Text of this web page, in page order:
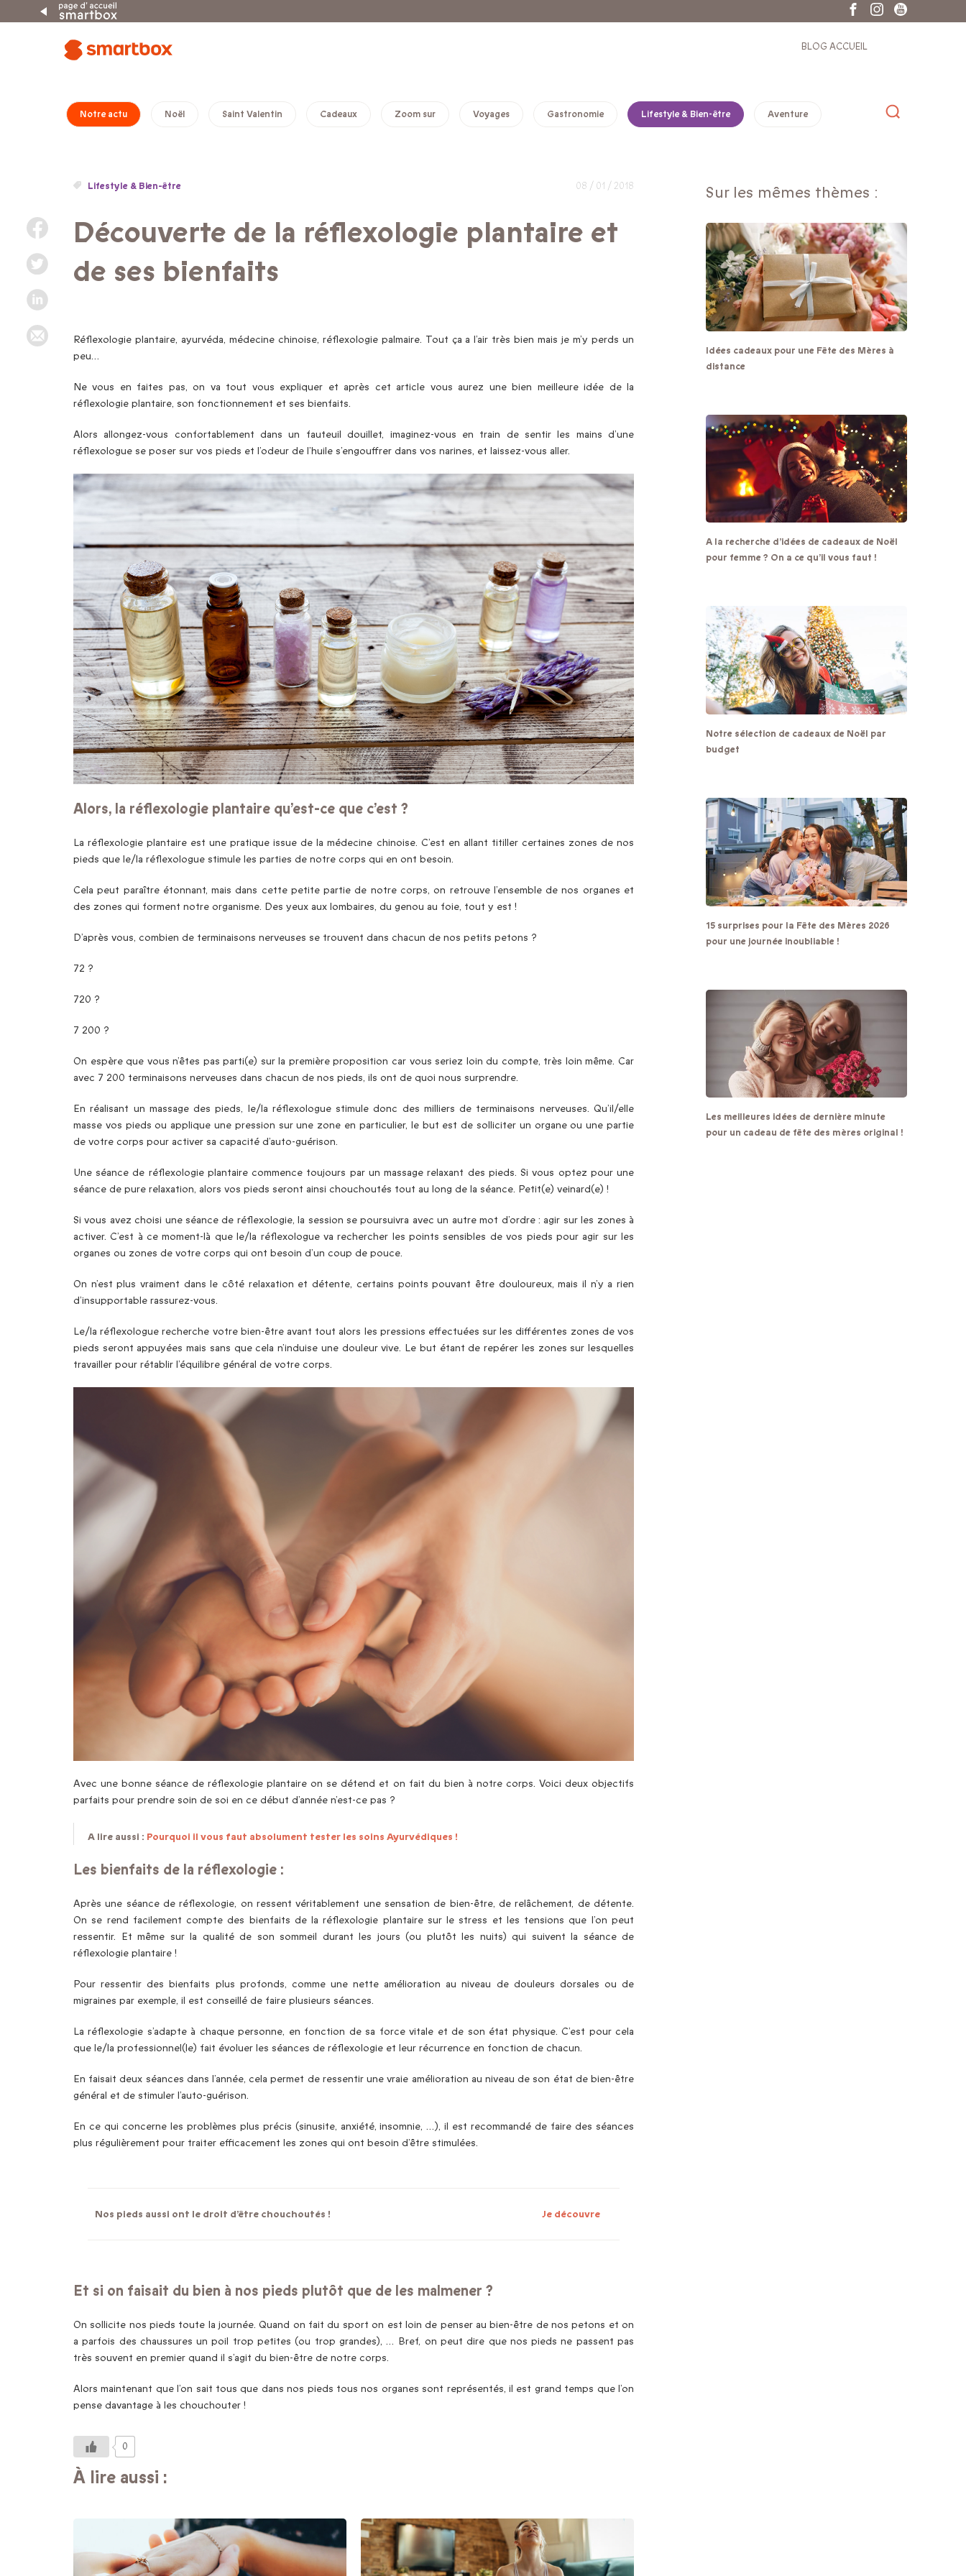
BLOG ACCUEIL
Notre actu Noël Saint Valentin Cadeaux Zoom sur Voyages Gastronomie Lifestyle & Bien-être Aventure
Lifestyle & Bien-être 08 / 01 / 2018
Découverte de la réflexologie plantaire et
de ses bienfaits
Réflexologie plantaire, ayurvéda, médecine chinoise, réflexologie palmaire. Tout ça a l’air très bien mais je m’y perds un
peu…
Ne vous en faites pas, on va tout vous expliquer et après cet article vous aurez une bien meilleure idée de la
réflexologie plantaire, son fonctionnement et ses bienfaits.
Alors allongez-vous confortablement dans un fauteuil douillet, imaginez-vous en train de sentir les mains d’une
réflexologue se poser sur vos pieds et l’odeur de l’huile s’engouffrer dans vos narines, et laissez-vous aller.
Alors, la réflexologie plantaire qu’est-ce que c’est ?
La réflexologie plantaire est une pratique issue de la médecine chinoise. C’est en allant titiller certaines zones de nos
pieds que le/la réflexologue stimule les parties de notre corps qui en ont besoin.
Cela peut paraître étonnant, mais dans cette petite partie de notre corps, on retrouve l’ensemble de nos organes et
des zones qui forment notre organisme. Des yeux aux lombaires, du genou au foie, tout y est !
D’après vous, combien de terminaisons nerveuses se trouvent dans chacun de nos petits petons ?
72 ?
720 ?
7 200 ?
On espère que vous n’êtes pas parti(e) sur la première proposition car vous seriez loin du compte, très loin même. Car
avec 7 200 terminaisons nerveuses dans chacun de nos pieds, ils ont de quoi nous surprendre.
En réalisant un massage des pieds, le/la réflexologue stimule donc des milliers de terminaisons nerveuses. Qu’il/elle
masse vos pieds ou applique une pression sur une zone en particulier, le but est de solliciter un organe ou une partie
de votre corps pour activer sa capacité d’auto-guérison.
Une séance de réflexologie plantaire commence toujours par un massage relaxant des pieds. Si vous optez pour une
séance de pure relaxation, alors vos pieds seront ainsi chouchoutés tout au long de la séance. Petit(e) veinard(e) !
Si vous avez choisi une séance de réflexologie, la session se poursuivra avec un autre mot d’ordre : agir sur les zones à
activer. C’est à ce moment-là que le/la réflexologue va rechercher les points sensibles de vos pieds pour agir sur les
organes ou zones de votre corps qui ont besoin d’un coup de pouce.
On n’est plus vraiment dans le côté relaxation et détente, certains points pouvant être douloureux, mais il n’y a rien
d’insupportable rassurez-vous.
Le/la réflexologue recherche votre bien-être avant tout alors les pressions effectuées sur les différentes zones de vos
pieds seront appuyées mais sans que cela n’induise une douleur vive. Le but étant de repérer les zones sur lesquelles
travailler pour rétablir l’équilibre général de votre corps.
Avec une bonne séance de réflexologie plantaire on se détend et on fait du bien à notre corps. Voici deux objectifs
parfaits pour prendre soin de soi en ce début d’année n’est-ce pas ?
A lire aussi : Pourquoi il vous faut absolument tester les soins Ayurvédiques !
Les bienfaits de la réflexologie :
Après une séance de réflexologie, on ressent véritablement une sensation de bien-être, de relâchement, de détente.
On se rend facilement compte des bienfaits de la réflexologie plantaire sur le stress et les tensions que l’on peut
ressentir. Et même sur la qualité de son sommeil durant les jours (ou plutôt les nuits) qui suivent la séance de
réflexologie plantaire !
Pour ressentir des bienfaits plus profonds, comme une nette amélioration au niveau de douleurs dorsales ou de
migraines par exemple, il est conseillé de faire plusieurs séances.
La réflexologie s’adapte à chaque personne, en fonction de sa force vitale et de son état physique. C’est pour cela
que le/la professionnel(le) fait évoluer les séances de réflexologie et leur récurrence en fonction de chacun.
En faisait deux séances dans l’année, cela permet de ressentir une vraie amélioration au niveau de son état de bien-être
général et de stimuler l’auto-guérison.
En ce qui concerne les problèmes plus précis (sinusite, anxiété, insomnie, …), il est recommandé de faire des séances
plus régulièrement pour traiter efficacement les zones qui ont besoin d’être stimulées.
Nos pieds aussi ont le droit d’être chouchoutés ! Je découvre
Et si on faisait du bien à nos pieds plutôt que de les malmener ?
On sollicite nos pieds toute la journée. Quand on fait du sport on est loin de penser au bien-être de nos petons et on
a parfois des chaussures un poil trop petites (ou trop grandes), … Bref, on peut dire que nos pieds ne passent pas
très souvent en premier quand il s’agit du bien-être de notre corps.
Alors maintenant que l’on sait tous que dans nos pieds tous nos organes sont représentés, il est grand temps que l’on
pense davantage à les chouchouter !
0
À lire aussi :
Sur les mêmes thèmes :
Idées cadeaux pour une Fête des Mères à
distance
A la recherche d’idées de cadeaux de Noël
pour femme ? On a ce qu’il vous faut !
Notre sélection de cadeaux de Noël par
budget
15 surprises pour la Fête des Mères 2026
pour une journée inoubliable !
Les meilleures idées de dernière minute
pour un cadeau de fête des mères original !